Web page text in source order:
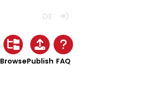
BrowsePublish FAQ